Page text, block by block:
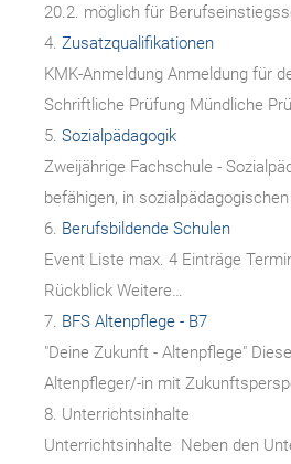
20.2. möglich für
4. Zusatzqualifikationen
KMK-Anmeldung Anmeldung für
Schriftliche Prüfung Mündliche
5. Sozialpädagogik
Zweijährige Fachschule -
befähigen, in
6. Berufsbildende Schulen
Event Liste max. 4 Einträge
Rückblick Weitere…
7. BFS Altenpflege - B7
"Deine Zukunft - Altenpflege"
Altenpfleger/-in mit
8. Unterrichtsinhalte
Unterrichtsinhalte Neben den